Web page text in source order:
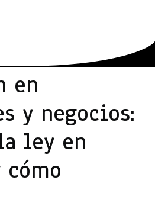
en
y negocios:
ley en
cómo